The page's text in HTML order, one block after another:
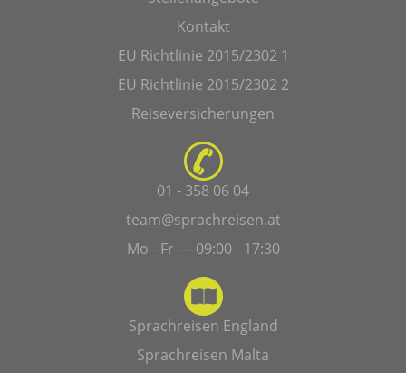
Kontakt
EU Richtlinie 2015/2302 1
EU Richtlinie 2015/2302 2
Reiseversicherungen
01 - 358 06 04
team@sprachreisen.at
Mo - Fr — 09:00 - 17:30
Sprachreisen England
Sprachreisen Malta